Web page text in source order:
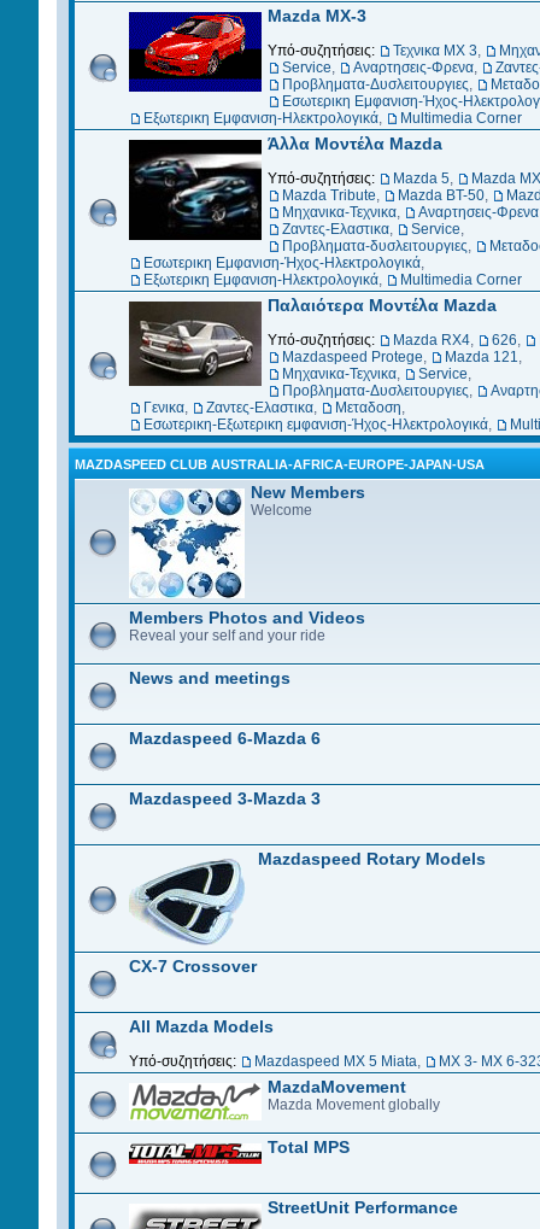
Mazda MX-3
Υπό-συζητήσεις: Τεχνικα MX 3,
Service, Αναρτησεις-Φρενα,
Προβληματα-Δυσλειτουργιες,
Εσωτερικη Εμφανιση-Ήχος-
Εξωτερικη Εμφανιση-Ηλεκτρολογικά, Multimedia Corner
Άλλα Μοντέλα Mazda
Υπό-συζητήσεις: Mazda 5,
Mazda
Mazda Tribute, Mazda BT-50,
Μηχανικα-Τεχνικα, Αναρτησεις-Φρενα
Ζαντες-Ελαστικα, Service,
Προβληματα-δυσλειτουργιες,
Εσωτερικη Εμφανιση-Ήχος-Ηλεκτρολογικά,
Εξωτερικη Εμφανιση-Ηλεκτρολογικά, Multimedia Corner
Παλαιότερα Μοντέλα Mazda
Υπό-συζητήσεις: Mazda RX4, 626,
Mazdaspeed Protege, Mazda 121,
Μηχανικα-Τεχνικα, Service,
Προβληματα-Δυσλειτουργιες,
Γενικα, Ζαντες-Ελαστικα, Μεταδοση,
Eσωτερικη-Εξωτερικη εμφανιση-Ήχος-Ηλεκτρολογικά,
MAZDASPEED CLUB AUSTRALIA-ΑFRICA-EUROPE-JAPAN-USA
New Members
Welcome
Members Photos and Videos
Reveal your self and your ride
News and meetings
Mazdaspeed 6-Mazda 6
Mazdaspeed 3-Mazda 3
Mazdaspeed Rotary Models
CX-7 Crossover
All Mazda Models
Υπό-συζητήσεις: Mazdaspeed MX 5 Miata, MX 3- MX 6-
MazdaMovement
Mazda Movement globally
Total MPS
StreetUnit Performance